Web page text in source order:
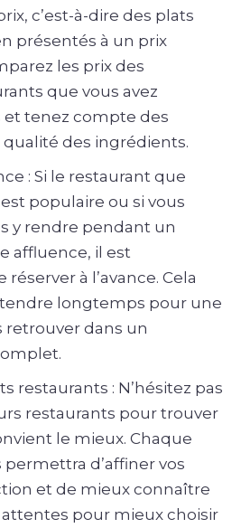
c’est-à-dire des plats
présentés à un prix
les prix des
que vous avez
tenez compte des
des ingrédients.
: Si le restaurant que
populaire ou si vous
y rendre pendant un
affluence, il est
à l’avance. Cela
longtemps pour une
retrouver dans un
restaurants : N’hésitez pas
restaurants pour trouver
le mieux. Chaque
d’affiner vos
et de mieux connaître
attentes pour mieux choisir